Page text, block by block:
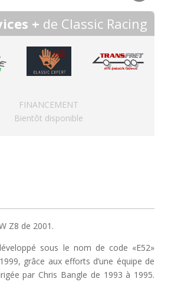
+ de Classic Racing
FINANCEMENT
Bientôt disponible
Z8 de 2001.
sous le nom de code «E52»
grâce aux efforts d’une équipe de
par Chris Bangle de 1993 à 1995.